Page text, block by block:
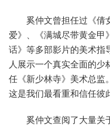
奚仲文曾担任过《倩女
爱》、《满城尽带黄金甲
话》等多部影片的美术指
人展示一个真实全面的少
任《新少林寺》美术总监
这是我们最看重和信任彼
奚仲文查阅了大量关